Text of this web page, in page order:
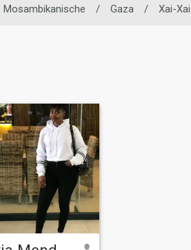
Mosambikanische / Gaza / Xai-Xai